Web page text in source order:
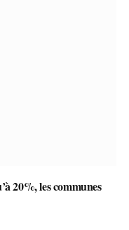
20%, les communes